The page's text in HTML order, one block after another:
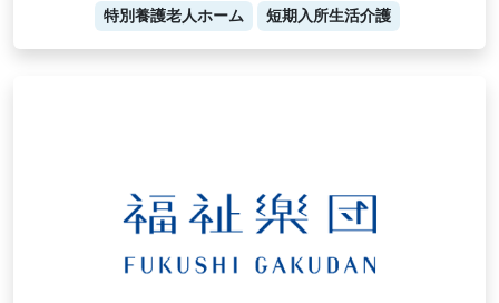
特別養護老人ホーム 短期入所生活介護